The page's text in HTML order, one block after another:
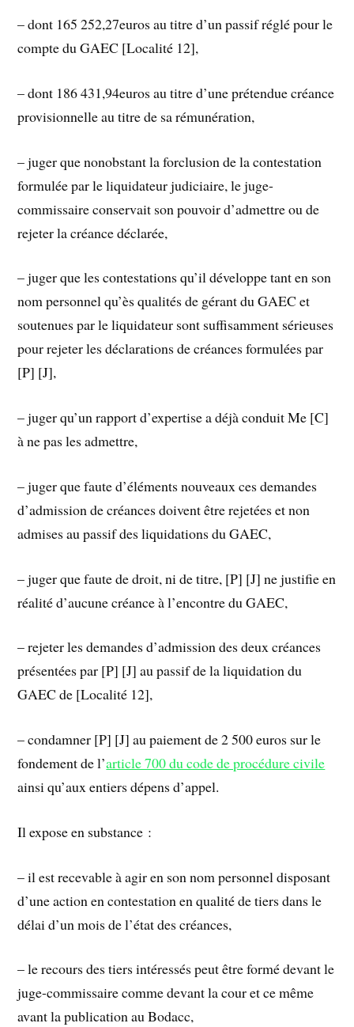
– dont 165 252,27euros au titre d’un passif réglé pour le
compte du GAEC [Localité 12],
– dont 186 431,94euros au titre d’une prétendue créance
provisionnelle au titre de sa rémunération,
– juger que nonobstant la forclusion de la contestation
formulée par le liquidateur judiciaire, le juge-
commissaire conservait son pouvoir d’admettre ou de
rejeter la créance déclarée,
– juger que les contestations qu’il développe tant en son
nom personnel qu’ès qualités de gérant du GAEC et
soutenues par le liquidateur sont suffisamment sérieuses
pour rejeter les déclarations de créances formulées par
[P] [J],
– juger qu’un rapport d’expertise a déjà conduit Me [C]
à ne pas les admettre,
– juger que faute d’éléments nouveaux ces demandes
d’admission de créances doivent être rejetées et non
admises au passif des liquidations du GAEC,
– juger que faute de droit, ni de titre, [P] [J] ne justifie en
réalité d’aucune créance à l’encontre du GAEC,
– rejeter les demandes d’admission des deux créances
présentées par [P] [J] au passif de la liquidation du
GAEC de [Localité 12],
– condamner [P] [J] au paiement de 2 500 euros sur le
fondement de l’article 700 du code de procédure civile
ainsi qu’aux entiers dépens d’appel.
Il expose en substance :
– il est recevable à agir en son nom personnel disposant
d’une action en contestation en qualité de tiers dans le
délai d’un mois de l’état des créances,
– le recours des tiers intéressés peut être formé devant le
juge-commissaire comme devant la cour et ce même
avant la publication au Bodacc,